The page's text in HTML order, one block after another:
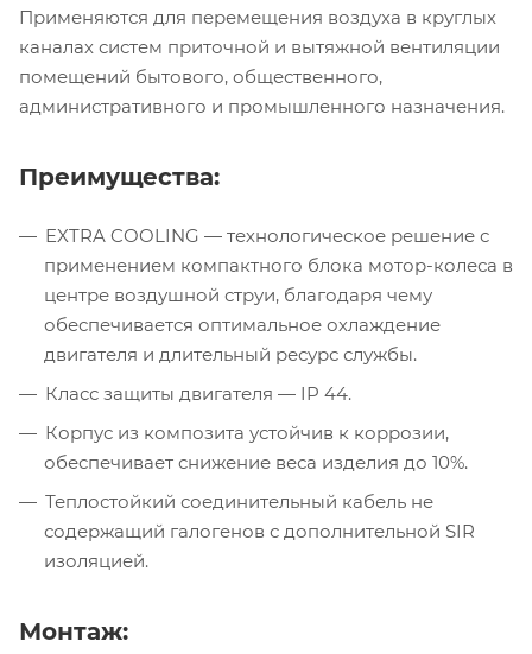
Применяются для перемещения воздуха в круглых
каналах систем приточной и вытяжной вентиляции
помещений бытового, общественного,
административного и промышленного назначения.
Преимущества:
EXTRA COOLING — технологическое решение с
применением компактного блока мотор-колеса в
центре воздушной струи, благодаря чему
обеспечивается оптимальное охлаждение
двигателя и длительный ресурс службы.
Класс защиты двигателя — IP 44.
Корпус из композита устойчив к коррозии,
обеспечивает снижение веса изделия до 10%.
Теплостойкий соединительный кабель не
содержащий галогенов с дополнительной SIR
изоляцией.
Монтаж: